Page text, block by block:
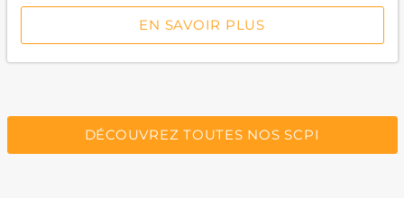
EN SAVOIR PLUS
DÉCOUVREZ TOUTES NOS SCPI